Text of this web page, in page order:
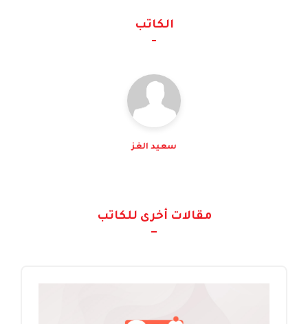
الكاتب
سعيد الغز
مقالات أخرى للكاتب